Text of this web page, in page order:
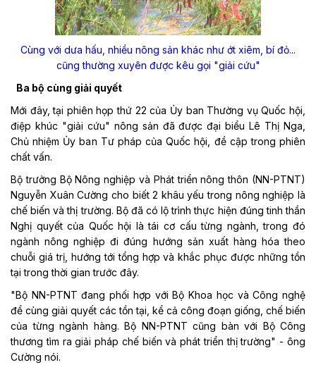
Cùng với dưa hấu, nhiều nông sản khác như ớt xiêm, bí đỏ...
cũng thường xuyên được kêu gọi "giải cứu"
Ba bộ cùng giải quyết
Mới đây, tại phiên họp thứ 22 của Ủy ban Thường vụ Quốc hội,
điệp khúc "giải cứu" nông sản đã được đại biểu Lê Thị Nga,
Chủ nhiệm Ủy ban Tư pháp của Quốc hội, đề cập trong phiên
chất vấn.
Bộ trưởng Bộ Nông nghiệp và Phát triển nông thôn (NN-PTNT)
Nguyễn Xuân Cường cho biết 2 khâu yếu trong nông nghiệp là
chế biến và thị trường. Bộ đã có lộ trình thực hiện đúng tinh thần
Nghị quyết của Quốc hội là tái cơ cấu từng ngành, trong đó
ngành nông nghiệp đi đúng hướng sản xuất hàng hóa theo
chuỗi giá trị, hướng tới tổng hợp và khắc phục được những tồn
tại trong thời gian trước đây.
"Bộ NN-PTNT đang phối hợp với Bộ Khoa học và Công nghệ
để cùng giải quyết các tồn tại, kể cả công đoạn giống, chế biến
của từng ngành hàng. Bộ NN-PTNT cũng bàn với Bộ Công
thương tìm ra giải pháp chế biến và phát triển thị trường" - ông
Cường nói.